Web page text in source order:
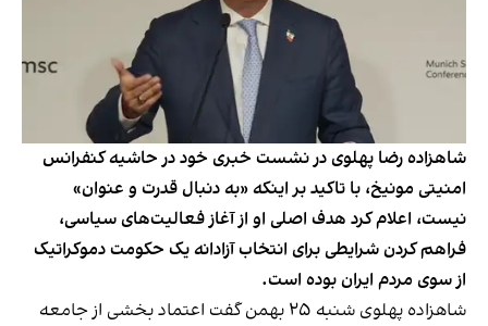
شاهزاده رضا پهلوی در نشست خبری خود در حاشیه کنفرانس
امنیتی مونیخ، با تاکید بر اینکه «به دنبال قدرت و عنوان»
نیست، اعلام کرد هدف اصلی او از آغاز فعالیت‌های سیاسی،
فراهم کردن شرایطی برای انتخاب آزادانه یک حکومت دموکراتیک
از سوی مردم ایران بوده است.
شاهزاده پهلوی شنبه ۲۵ بهمن گفت اعتماد بخشی از جامعه